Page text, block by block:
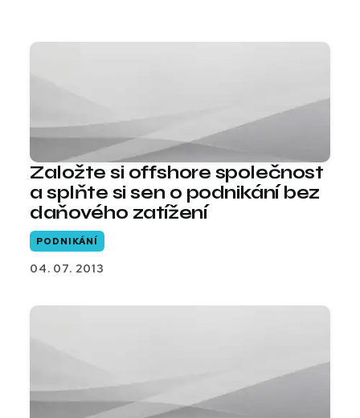
Založte si offshore společnost
a splňte si sen o podnikání bez
daňového zatížení
PODNIKÁNÍ
04. 07. 2013